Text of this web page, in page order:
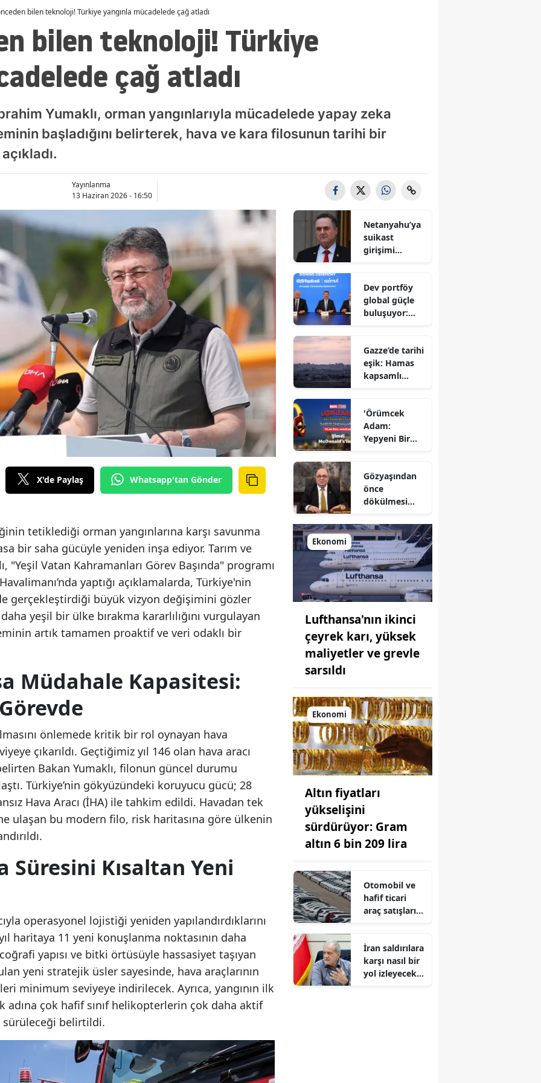
bilen teknoloji! Türkiye yangınla mücadelede çağ atladı
bilen teknoloji! Türkiye
çağ atladı
Yumaklı, orman yangınlarıyla mücadelede yapay zeka
başladığını belirterek, hava ve kara filosunun tarihi bir
Yayınlanma
13 Haziran 2026 - 16:50
X'de Paylaş Whatsapp'tan Gönder
tetiklediği orman yangınlarına karşı savunma
bir saha gücüyle yeniden inşa ediyor. Tarım ve
"Yeşil Vatan Kahramanları Görev Başında" programı
yaptığı açıklamalarda, Türkiye'nin
gerçekleştirdiği büyük vizyon değişimini gözler
yeşil bir ülke bırakma kararlılığını vurgulayan
artık tamamen proaktif ve veri odaklı bir
Müdahale Kapasitesi:
önlemede kritik bir rol oynayan hava
çıkarıldı. Geçtiğimiz yıl 146 olan hava aracı
Bakan Yumaklı, filonun güncel durumu
Türkiye’nin gökyüzündeki koruyucu gücü; 28
Hava Aracı (İHA) ile tahkim edildi. Havadan tek
ulaşan bu modern filo, risk haritasına göre ülkenin
Süresini Kısaltan Yeni
operasyonel lojistiği yeniden yapılandırdıklarını
haritaya 11 yeni konuşlanma noktasının daha
yapısı ve bitki örtüsüyle hassasiyet taşıyan
yeni stratejik üsler sayesinde, hava araçlarının
minimum seviyeye indirilecek. Ayrıca, yangının ilk
adına çok hafif sınıf helikopterlerin çok daha aktif
belirtildi.
Netanyahu’ya
suikast
girişimi
Bakanı
gizlenen
detayları
Dev portföy
global güçle
buluşuyor:
sıkıştı
Gazze’de tarihi
eşik: Hamas
kapsamlı
onayladı
'Örümcek
Adam:
Yepyeni Bir
şimdi
McDonald’s
Türkiye’de
Gözyaşından
önce
dökülmesi
Tarihin
milletlerin
önüne
koyduğu
ayna!
Ekonomi
Lufthansa'nın ikinci
çeyrek karı, yüksek
maliyetler ve grevle
sarsıldı
Ekonomi
Altın fiyatları
yükselişini
sürdürüyor: Gram
altın 6 bin 209 lira
Otomobil ve
hafif ticari
araç satışları
%10,72 azaldı
İran saldırılara
karşı nasıl bir
yol izleyecek?